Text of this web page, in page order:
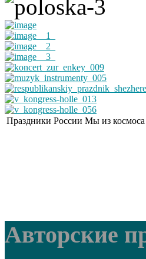
Праздники России Мы из космоса
Авторские